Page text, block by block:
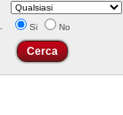
Si No